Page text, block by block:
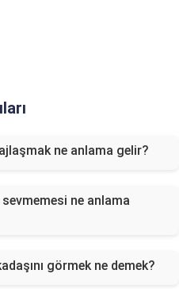
ne anlama gelir?
ne anlama
görmek ne demek?